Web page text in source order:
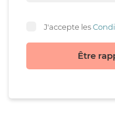
J'accepte les
Être